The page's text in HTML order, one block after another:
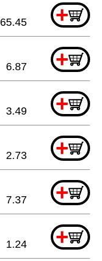
+
65.45
+
6.87
+
3.49
+
2.73
+
7.37
+
1.24